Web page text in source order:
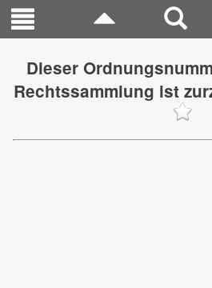
Dieser
Rechtssammlung ist